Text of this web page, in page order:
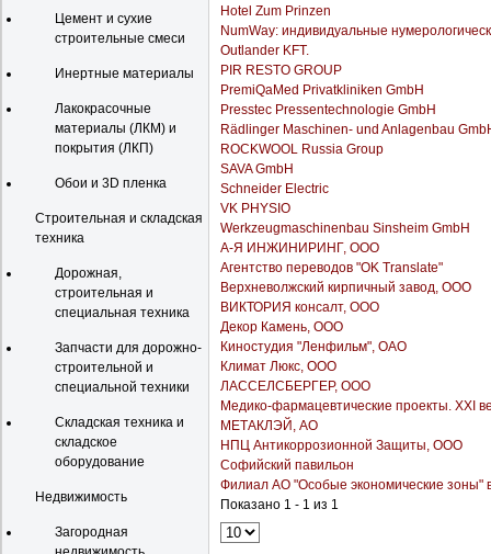
Цемент и сухие
строительные смеси
Инертные материалы
Лакокрасочные
материалы (ЛКМ) и
покрытия (ЛКП)
Обои и 3D пленка
Строительная и складская
техника
Дорожная,
строительная и
специальная техника
Запчасти для дорожно-
строительной и
специальной техники
Складская техника и
складское
оборудование
Недвижимость
Загородная
Hotel Zum Prinzen
NumWay: индивидуальные
Outlander KFT.
PIR RESTO GROUP
PremiQaMed Privatkliniken GmbH
Presstec Pressentechnologie GmbH
Rädlinger Maschinen- und Anlagenbau
ROCKWOOL Russia Group
SAVA GmbH
Schneider Electric
VK PHYSIO
Werkzeugmaschinenbau Sinsheim GmbH
А-Я ИНЖИНИРИНГ, ООО
Агентство переводов "OK Translate"
Верхневолжский кирпичный завод, ООО
ВИКТОРИЯ консалт, ООО
Декор Камень, ООО
Киностудия "Ленфильм", ОАО
Климат Люкс, ООО
ЛАССЕЛСБЕРГЕР, ООО
Медико-фармацевтические проекты. XXI
МЕТАКЛЭЙ, АО
НПЦ Антикоррозионной Защиты, ООО
Софийский павильон
Филиал АО "Особые экономические зоны"
Показано 1 - 1 из 1